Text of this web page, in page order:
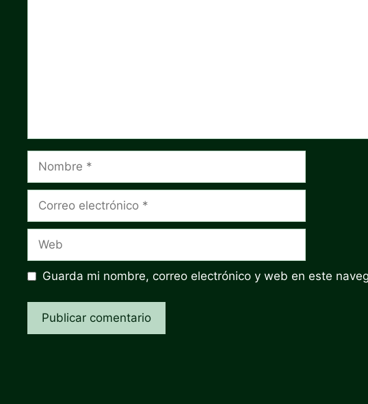
electrónico
Guarda mi nombre, correo electrónico y web en este